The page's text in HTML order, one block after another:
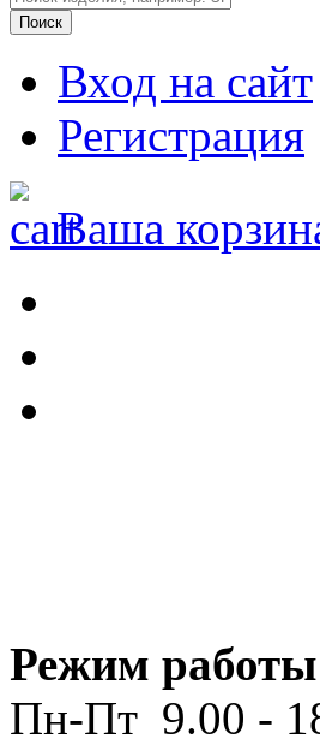
Вход на сайт
Регистрация
Ваша
Режим
Пн-Пт 9.00 -